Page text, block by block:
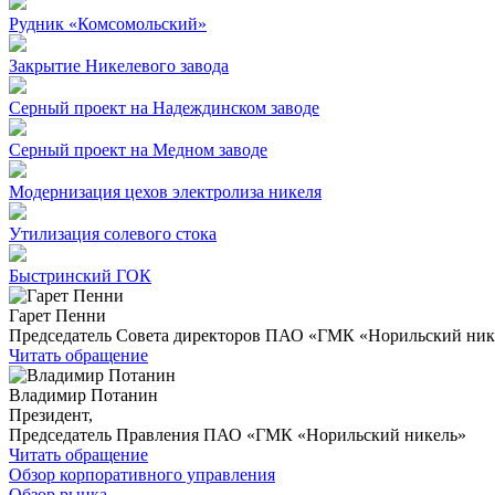
Рудник «Комсомольский»
Закрытие Никелевого завода
Серный проект на Надеждинском заводе
Серный проект на Медном заводе
Модернизация цехов электролиза никеля
Утилизация солевого стока
Быстринский ГОК
Гарет Пенни
Председатель Совета директоров ПАО «ГМК «Норильский
Читать обращение
Владимир Потанин
Президент,
Председатель Правления ПАО «ГМК «Норильский никель»
Читать обращение
Обзор корпоративного управления